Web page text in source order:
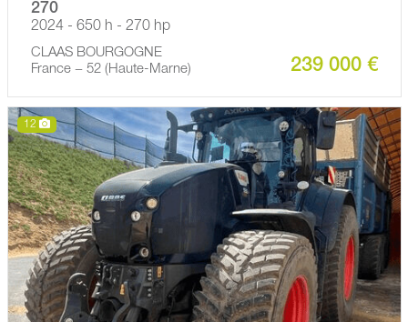
270
2024 - 650 h - 270 hp
CLAAS BOURGOGNE
France − 52 (Haute-Marne)
239 000 €
12